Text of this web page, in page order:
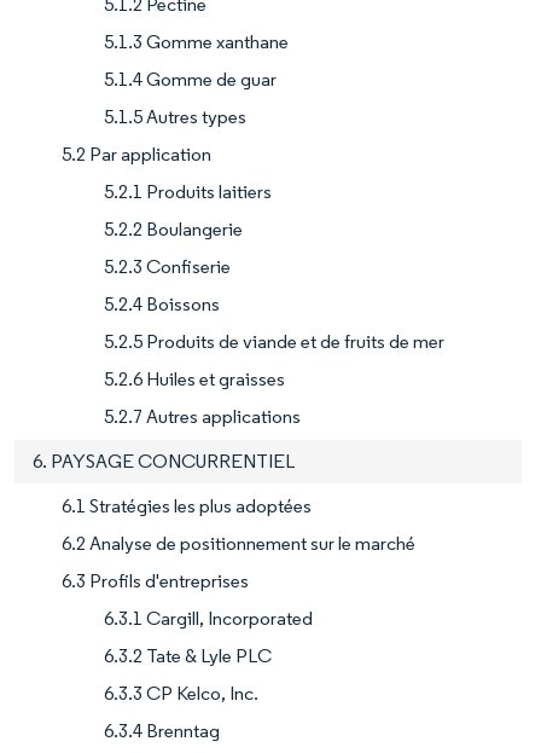
5.1.3 Gomme xanthane
5.1.4 Gomme de guar
5.1.5 Autres types
5.2 Par application
5.2.1 Produits laitiers
5.2.2 Boulangerie
5.2.3 Confiserie
5.2.4 Boissons
5.2.5 Produits de viande et de fruits de mer
5.2.6 Huiles et graisses
5.2.7 Autres applications
6. PAYSAGE CONCURRENTIEL
6.1 Stratégies les plus adoptées
6.2 Analyse de positionnement sur le marché
6.3 Profils d'entreprises
6.3.1 Cargill, Incorporated
6.3.2 Tate & Lyle PLC
6.3.3 CP Kelco, Inc.
6.3.4 Brenntag